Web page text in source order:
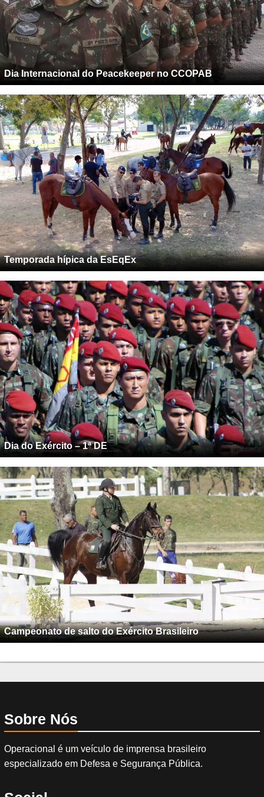
Dia Internacional do Peacekeeper no CCOPAB
Temporada hípica da EsEqEx
Dia do Exército – 1ª DE
Campeonato de salto do Exército Brasileiro
Sobre Nós
Operacional é um veículo de imprensa brasileiro
especializado em Defesa e Segurança Pública.